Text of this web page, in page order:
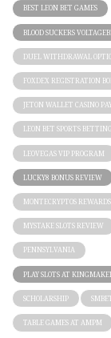
BEST LEON BET GAMES
BLOOD SUCKERS
DUEL WITHDRAWAL
FOXDEX REGISTRATION
JETON WALLET CASINO
LEON BET SPORTS BETTING
LEOVEGAS VIP PROGRAM
LUCKY8 BONUS REVIEW
MONTECRYPTOS
MYSTAKE SLOTS REVIEW
PENNSYLVANIA
PLAY SLOTS AT
SCHOLARSHIP
TABLE GAMES AT AMPM